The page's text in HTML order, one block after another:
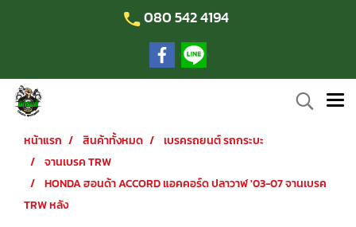
080 542 4194
หน้าแรก สินค้าทั้งหมด
เบรครถยนต์ รถกระบะ
จานเบรค TRW
HONDA ฮอนด้า ACCORD แอคคอร์ด ปลาวาฬ '03-07 จานเบรค
TRW หลัง